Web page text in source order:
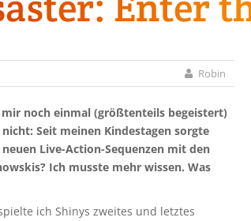
Robin
noch einmal (größtenteils begeistert)
Seit meinen Kindestagen sorgte
Live-Action-Sequenzen mit den
Ich musste mehr wissen. Was
ich Shinys zweites und letztes